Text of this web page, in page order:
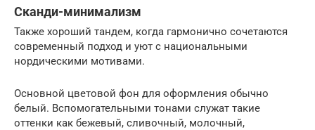
Сканди-минимализм
Также хороший тандем, когда гармонично сочетаются
современный подход и уют с национальными
нордическими мотивами.
Основной цветовой фон для оформления обычно
белый. Вспомогательными тонами служат такие
оттенки как бежевый, сливочный, молочный,